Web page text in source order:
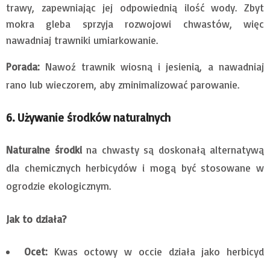
trawy, zapewniając jej odpowiednią ilość wody. Zbyt
mokra gleba sprzyja rozwojowi chwastów, więc
nawadniaj trawniki umiarkowanie.
Porada: Nawoź trawnik wiosną i jesienią, a nawadniaj
rano lub wieczorem, aby zminimalizować parowanie.
6. Używanie środków naturalnych
Naturalne środkina chwasty są doskonałą alternatywą
dla chemicznych herbicydów i mogą być stosowane w
ogrodzie ekologicznym.
Jak to działa?
Ocet:Kwas octowy w occie działa jako herbicyd